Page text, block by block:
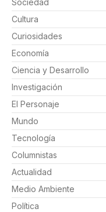
Sociedad
Cultura
Curiosidades
Economía
Ciencia y Desarrollo
Investigación
El Personaje
Mundo
Tecnología
Columnistas
Actualidad
Medio Ambiente
Política